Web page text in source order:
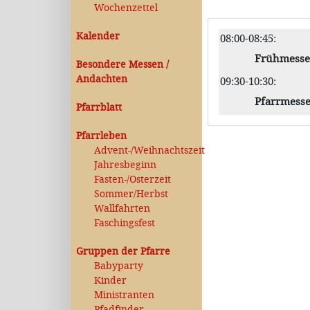
Wochenzettel
Kalender
Besondere Messen /
Andachten
Pfarrblatt
Pfarrleben
Advent-/Weihnachtszeit
Jahresbeginn
Fasten-/Osterzeit
Sommer/Herbst
Wallfahrten
Faschingsfest
Gruppen der Pfarre
Babyparty
Kinder
Ministranten
08:00-08:45:
Frühmesse
09:30-10:30:
Pfarrmesse